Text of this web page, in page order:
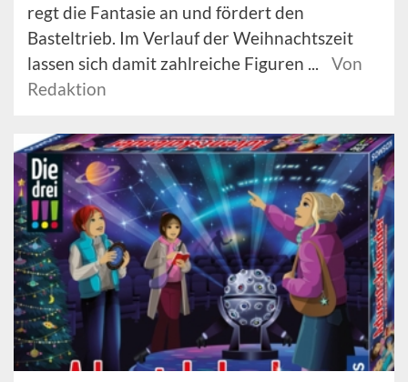
regt die Fantasie an und fördert den
Basteltrieb. Im Verlauf der Weihnachtszeit
lassen sich damit zahlreiche Figuren ...
Von
Redaktion